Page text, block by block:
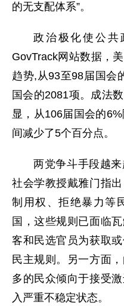
的无支配体系”。
政治极化使公共
GovTrack网站数据，
趋势,从93至98届国会
国会的2081项。成法
显，从106届国会的
间减少了5个百分点。
两党争斗手段越
社会学教授戴雅门指
制用权、拒绝暴力等
国，这些规则已面临
客和民选官员为获取
民主规则。另一方面
多的民众倾向于接受
入严重不稳定状态。